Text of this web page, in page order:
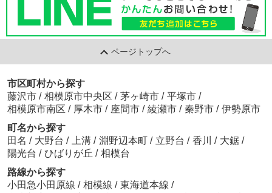
ページトップへ
市区町村から探す
藤沢市 / 相模原市中央区 / 茅ヶ崎市 / 平塚市 /
相模原市南区 / 厚木市 / 座間市 / 綾瀬市 / 秦野市 / 伊勢原市
町名から探す
田名 / 大野台 / 上溝 / 淵野辺本町 / 立野台 / 香川 / 大鋸 /
陽光台 / ひばりが丘 / 相模台
路線から探す
小田急小田原線 / 相模線 / 東海道本線 /